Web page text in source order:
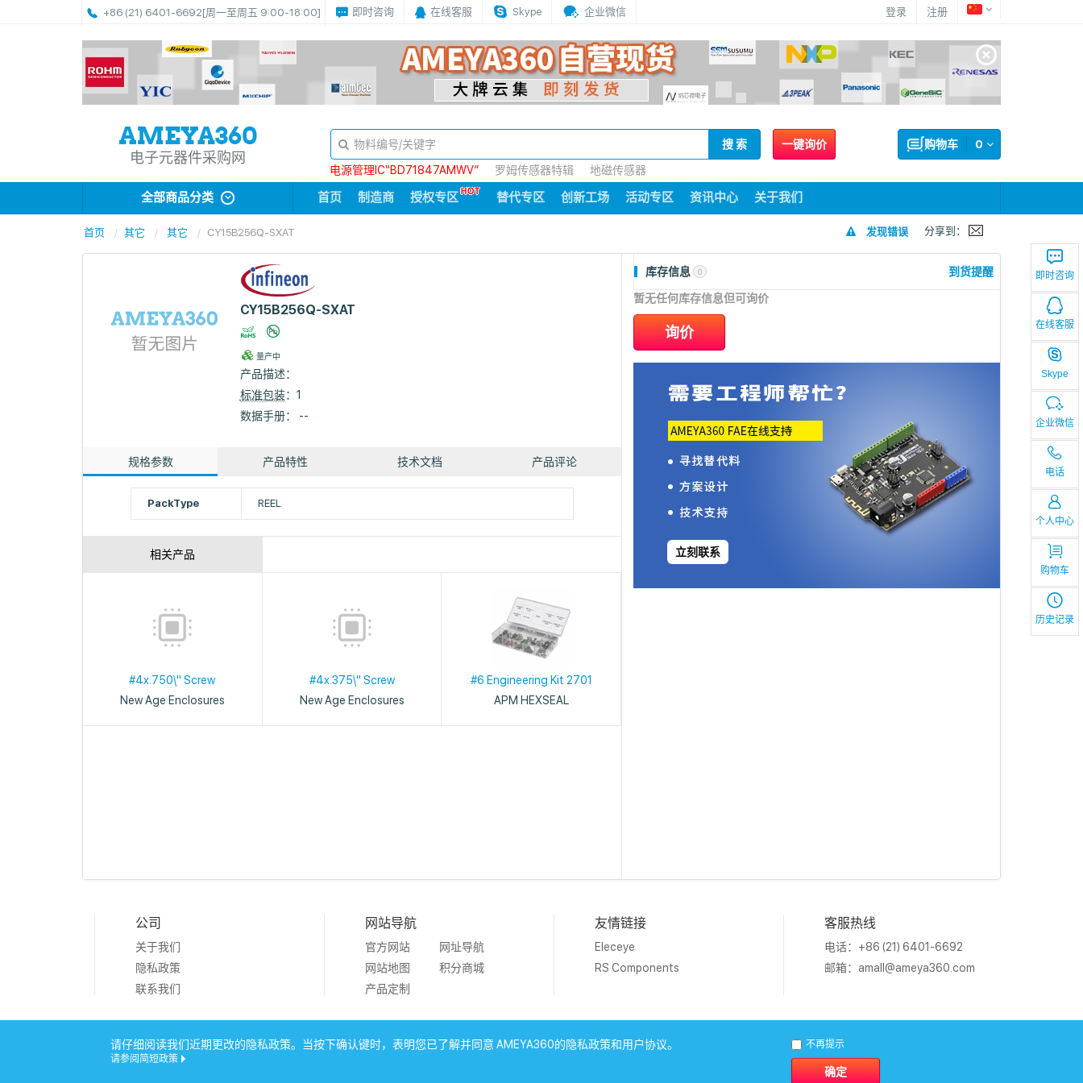
+86 (21) 6401-6692[周一至周五 9:00-18:00] 即时咨询 在线客服 Skype 企业微信 登录 注册
即时咨询
在线客服
Skype
企业微信
电话
个人中心
购物车
历史记录
电子元器件采购网
一键询价 0
购物车
搜 索
电源管理IC“BD71847AMWV”
罗姆传感器特辑 地磁传感器
全部商品分类 首页 制造商 授权专区 替代专区 创新工场 活动专区 资讯中心 关于我们
首页 其它 其它 CY15B256Q-SXAT 发现错误 分享到：
CY15B256Q-SXAT
量产中
产品描述：
标准包装：1
数据手册： --
规格参数 产品特性 技术文档 产品评论
PackType REEL
相关产品
#4x.750\" Screw
New Age Enclosures
#4x.375\" Screw
New Age Enclosures
#6 Engineering Kit 2701
APM HEXSEAL
库存信息 0 到货提醒
暂无任何库存信息但可询价
询价
立刻联系
公司
关于我们
隐私政策
联系我们
网站导航
官方网站
网址导航
网站地图
积分商城
产品定制
友情链接
Eleceye
RS Components
客服热线
电话：+86 (21) 6401-6692
邮箱： amall@ameya360.com
请仔细阅读我们近期更改的隐私政策。当按下确认键时，表明您已了解并同意 AMEYA360的隐私政策和用户协议。
请参阅简短政策
不再提示
确定